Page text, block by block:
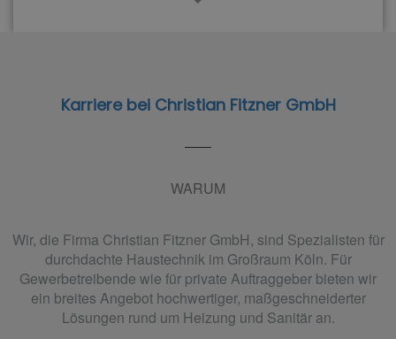
Karriere bei Christian Fitzner GmbH
WARUM
Wir, die Firma Christian Fitzner GmbH, sind Spezialisten für
durchdachte Haustechnik im Großraum Köln. Für
Gewerbetreibende wie für private Auftraggeber bieten wir
ein breites Angebot hochwertiger, maßgeschneiderter
Lösungen rund um Heizung und Sanitär an.